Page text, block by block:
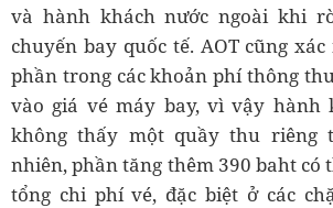
và hành khách nước ngoài khi
chuyến bay quốc tế. AOT cũng
phần trong các khoản phí thông
vào giá vé máy bay, vì vậy hành
không thấy một quầy thu riêng
nhiên, phần tăng thêm 390 baht có
tổng chi phí vé, đặc biệt ở các